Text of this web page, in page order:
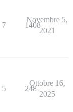
7 1408
Novembre 5,
2021
5 248
Ottobre 16,
2025